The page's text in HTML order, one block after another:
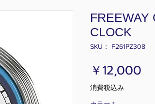
FREEWAY
CLOCK
SKU： F261PZ308
￥12,000
消費税込み